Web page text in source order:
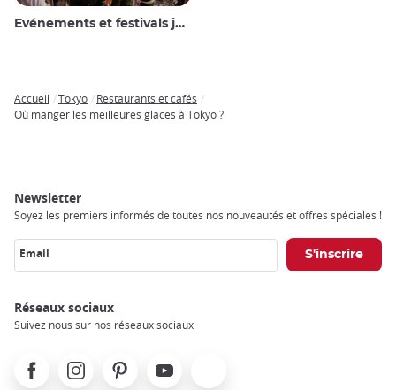
Evénements et festivals japonais
Breadcrumb
Accueil Tokyo
Restaurants et cafés
Où manger les meilleures glaces à Tokyo ?
Newsletter
Soyez les premiers informés de toutes nos nouveautés et offres spéciales !
Email
Réseaux sociaux
Suivez nous sur nos réseaux sociaux
FacebookInstagramPinterest Youtube